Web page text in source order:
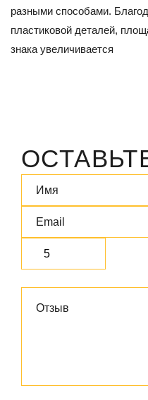
разными способами.
пластиковой деталей,
знака увеличивается